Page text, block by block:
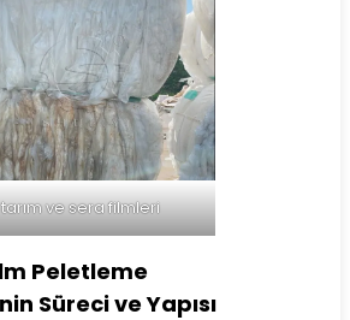
tarım ve sera filmleri
Peletleme
Süreci ve Yapısı